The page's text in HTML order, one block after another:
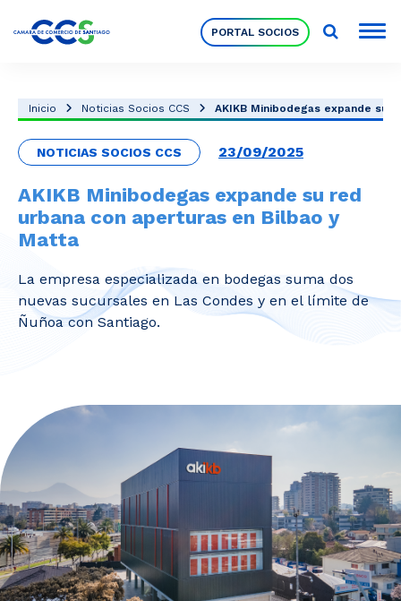
PORTAL SOCIOS
Nuestra Institución
Pilares Estratégicos
Comités de Trabajo
Noticias y Estudios
Unidades de Servicios
Inicio Noticias Socios CCS AKIKB Minibodegas expande su
NOTICIAS SOCIOS CCS 23/09/2025
AKIKB Minibodegas expande su red
urbana con aperturas en Bilbao y
Matta
La empresa especializada en bodegas suma dos
nuevas sucursales en Las Condes y en el límite de
Ñuñoa con Santiago.